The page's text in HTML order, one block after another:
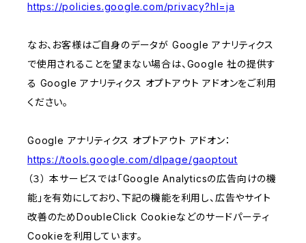
https://policies.google.com/privacy?hl=ja
なお、お客様はご自身のデータが Google アナリティクス
で使用されることを望まない場合は、Google 社の提供す
る Google アナリティクス オプトアウト アドオンをご利用
ください。
Google アナリティクス オプトアウト アドオン：
https://tools.google.com/dlpage/gaoptout
（３） 本サービスでは「Google Analyticsの広告向けの機
能」を有効にしており、下記の機能を利用し、広告やサイト
改善のためDoubleClick Cookieなどのサードパーティ
Cookieを利用しています。